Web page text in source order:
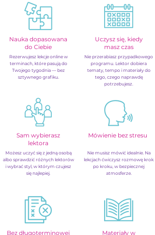
Nauka dopasowana
do Ciebie
Rezerwujesz lekcje online w
terminach, które pasują do
Twojego tygodnia — bez
sztywnego grafiku.
Sam wybierasz
lektora
Możesz uczyć się z jedną osobą
albo sprawdzić różnych lektorów
i wybrać styl, w którym czujesz
się najlepiej.
Bez długoterminowej
Uczysz się, kiedy
masz czas
Nie przerabiasz przypadkowego
programu. Lektor dobiera
tematy, tempo i materiały do
tego, czego naprawdę
potrzebujesz.
Mówienie bez stresu
Nie musisz mówić idealnie. Na
lekcjach ćwiczysz rozmowę krok
po kroku, w bezpiecznej
atmosferze.
Materiały w